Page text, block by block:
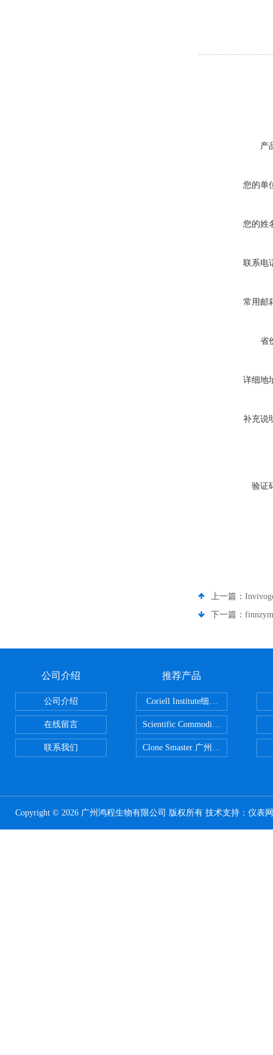
产
您的单
您的姓
联系电
常用邮
省
详细地
补充说
验证
上一篇：
下一篇：
公司介绍
公司介绍
在线留言
联系我们
推荐产品
Scientific CommoditiesPE管 广州
Clone Smaster 广州鸿程代理
Copyright © 2026 广州鸿程生物有限公司 版权所有 技术支持： 仪表网